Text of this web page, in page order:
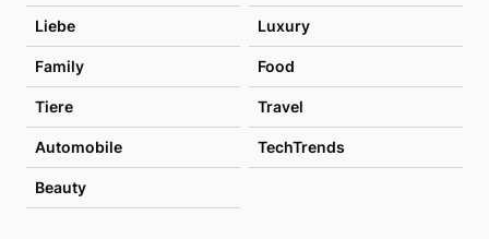
Liebe Luxury
Family Food
Tiere Travel
Automobile TechTrends
Beauty